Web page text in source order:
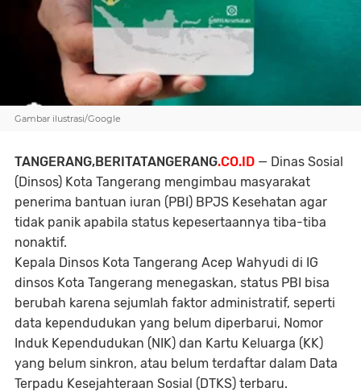
Gambar ilustrasi/Google
TANGERANG,BERITATANGERANG.CO.ID — Dinas Sosial
(Dinsos) Kota Tangerang mengimbau masyarakat
penerima bantuan iuran (PBI) BPJS Kesehatan agar
tidak panik apabila status kepesertaannya tiba-tiba
nonaktif.
Kepala Dinsos Kota Tangerang Acep Wahyudi di IG
dinsos Kota Tangerang menegaskan, status PBI bisa
berubah karena sejumlah faktor administratif, seperti
data kependudukan yang belum diperbarui, Nomor
Induk Kependudukan (NIK) dan Kartu Keluarga (KK)
yang belum sinkron, atau belum terdaftar dalam Data
Terpadu Kesejahteraan Sosial (DTKS) terbaru.